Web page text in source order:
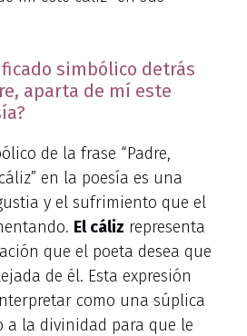
simbólico detrás
aparta de mí este
de la frase “Padre,
en la poesía es una
y el sufrimiento que el
El cáliz representa
que el poeta desea que
de él. Esta expresión
como una súplica
a la divinidad para que le